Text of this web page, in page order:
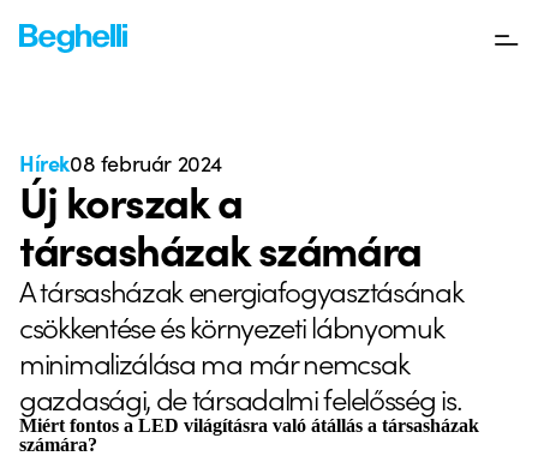
Hírek08 február 2024
Új korszak a
társasházak számára
A társasházak energiafogyasztásának
csökkentése és környezeti lábnyomuk
minimalizálása ma már nemcsak
gazdasági, de társadalmi felelősség is.
Miért fontos a LED világításra való átállás a társasházak
számára?